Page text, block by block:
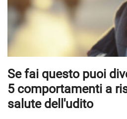
Se fai questo puoi
5 comportamenti a
salute dell'udito